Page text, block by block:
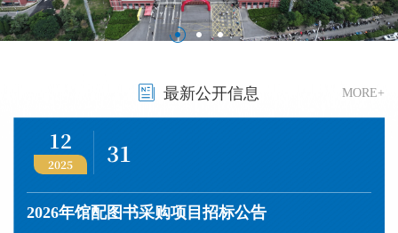
最新公开信息 MORE+
12
2025 31
2026年馆配图书采购项目招标公告